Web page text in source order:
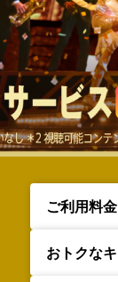
ご利用料金
おトクな